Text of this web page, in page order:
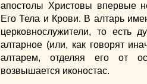
апостолы Христовы впервые
Его Тела и Крови. В алтарь
церковнослужители, то есть
алтарное (или, как говорят
алтарем, отделяя его от
возвышается иконостас.